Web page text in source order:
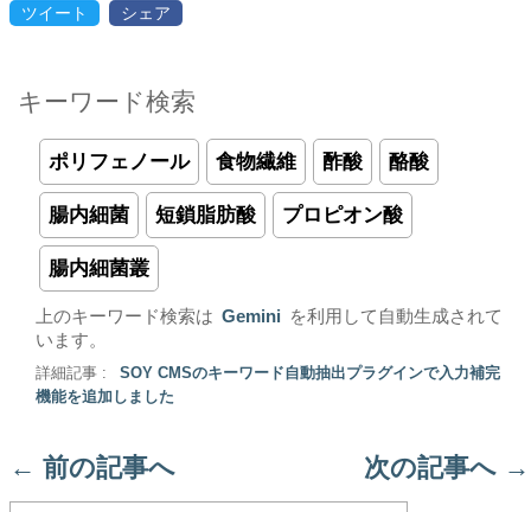
ツイート シェア
キーワード検索
ポリフェノール 食物繊維 酢酸 酪酸
腸内細菌 短鎖脂肪酸 プロピオン酸
腸内細菌叢
上のキーワード検索は Gemini
を利用して自動生成されて
います。
詳細記事 :
SOY CMSのキーワード自動抽出プラグインで入力補完
機能を追加しました
← 前の記事へ 次の記事へ →